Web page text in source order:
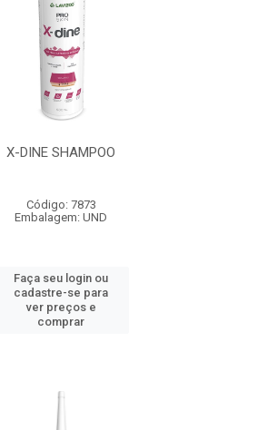
X-DINE SHAMPOO
Código: 7873
Embalagem: UND
Faça seu login ou
cadastre-se para
ver preços e
comprar